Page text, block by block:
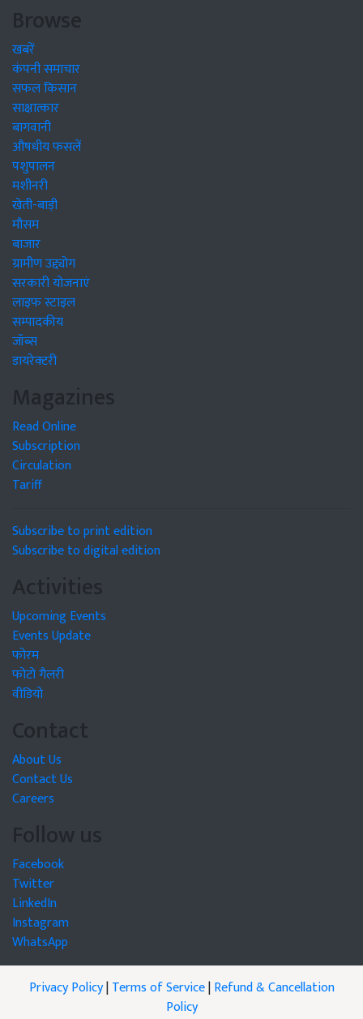
Browse
खबरें
कंपनी समाचार
सफल किसान
साक्षात्कार
बागवानी
औषधीय फसलें
पशुपालन
मशीनरी
खेती-बाड़ी
मौसम
बाजार
ग्रामीण उद्द्योग
सरकारी योजनाएं
लाइफ स्टाइल
सम्पादकीय
जॉब्स
डायरेक्टरी
Magazines
Read Online
Subscription
Circulation
Tariff
Subscribe to print edition
Subscribe to digital edition
Activities
Upcoming Events
Events Update
फोरम
फोटो गैलरी
वीडियो
Contact
About Us
Contact Us
Careers
Follow us
Facebook
Twitter
LinkedIn
Instagram
WhatsApp
Privacy Policy|Terms of Service|Refund & Cancellation
Policy